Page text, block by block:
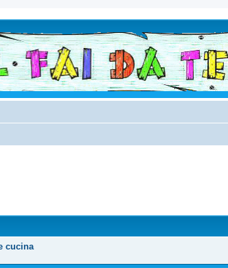
cucina